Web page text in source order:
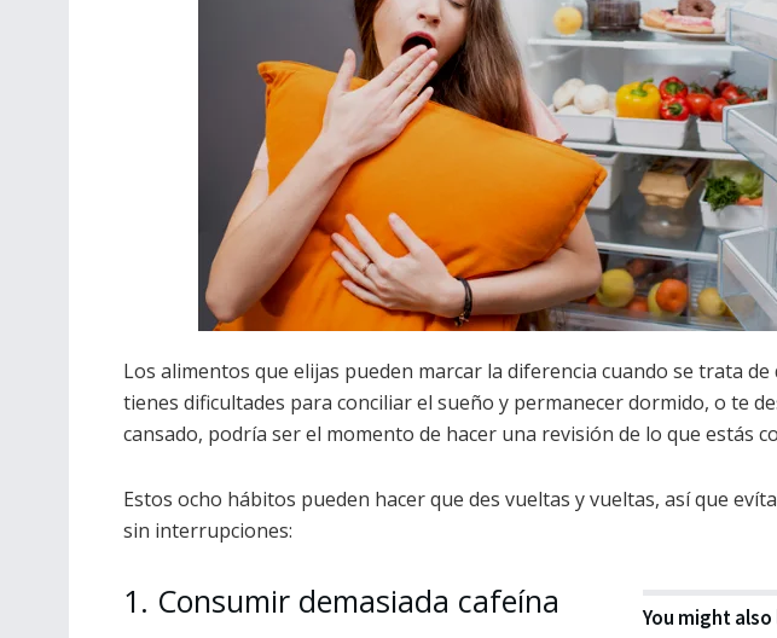
Los alimentos que elijas pueden marcar la diferencia cuando se trata
tienes dificultades para conciliar el sueño y permanecer dormido, o te
cansado, podría ser el momento de hacer una revisión de lo que estás
Estos ocho hábitos pueden hacer que des vueltas y vueltas, así que
sin interrupciones:
You might also
1. Consumir demasiada cafeína